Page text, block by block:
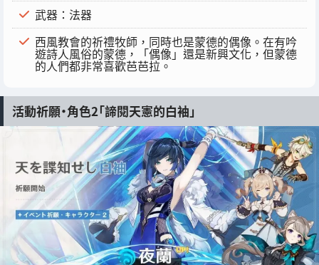
武器：法器
西風教會的祈禮牧師，同時也是蒙德的偶像。在有吟
遊詩人風俗的蒙德，「偶像」還是新興文化，但蒙德
的人們都非常喜歡芭芭拉。
活動祈願・角色2「諦閱天憲的白袖」